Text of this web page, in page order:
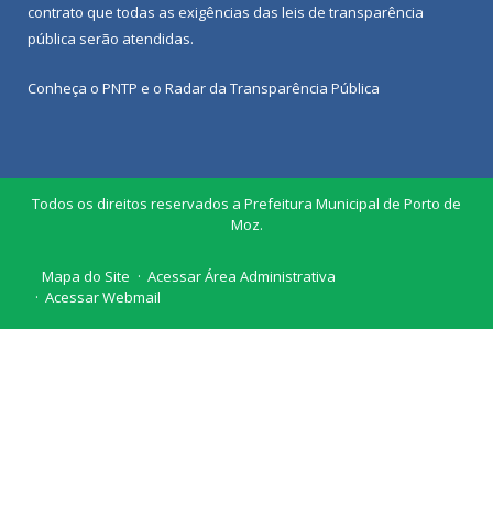
contrato que todas as exigências das leis de transparência
pública serão atendidas.
Conheça o PNTP e o Radar da Transparência Pública
Todos os direitos reservados a Prefeitura Municipal de Porto de
Moz.
Mapa do Site
Acessar Área Administrativa
Acessar Webmail